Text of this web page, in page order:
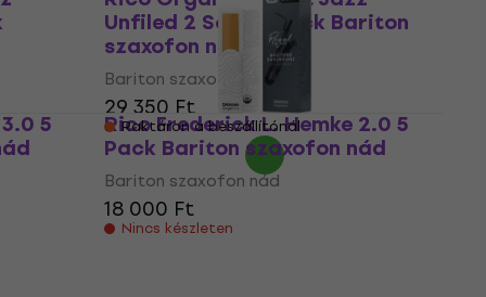
Unfiled 2 Soft 5-pack Bariton
szaxofon nád
Bariton szaxofon nád
29 350 Ft
Raktáron a beszállítónál
5 Rico Frederick L. Hemke 2.0 5
Pack Bariton szaxofon nád
Bariton szaxofon nád
18 000 Ft
Nincs készleten